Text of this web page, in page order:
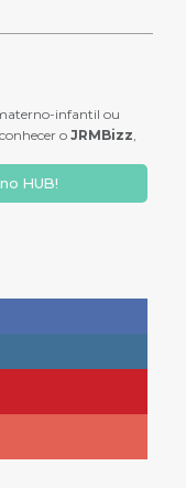
infantil ou
o JRMBizz,
HUB!